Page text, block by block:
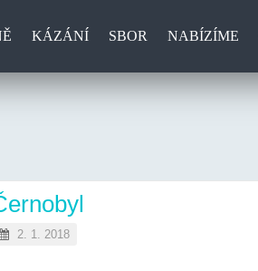
KÁZÁNÍ SBOR NABÍZÍME
2. 1. 2018